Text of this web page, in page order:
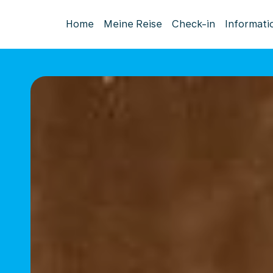
Home Meine Reise Check-in